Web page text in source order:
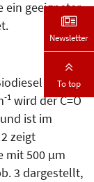
ein geeigneter
sind in
-1 wird der C=O
ist im
zeigt
mit 500 µm
3 dargestellt,
Newsletter
To top